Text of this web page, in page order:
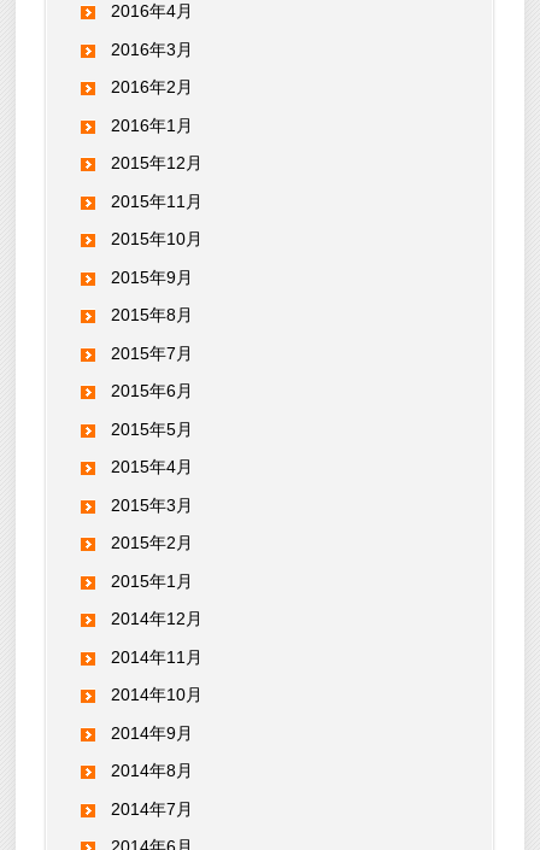
2016年4月
2016年3月
2016年2月
2016年1月
2015年12月
2015年11月
2015年10月
2015年9月
2015年8月
2015年7月
2015年6月
2015年5月
2015年4月
2015年3月
2015年2月
2015年1月
2014年12月
2014年11月
2014年10月
2014年9月
2014年8月
2014年7月